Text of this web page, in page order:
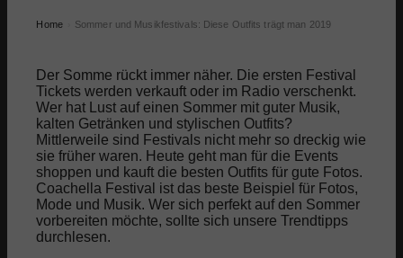
Home Sommer und Musikfestivals: Diese Outfits trägt man 2019
Der Somme rückt immer näher. Die ersten Festival
Tickets werden verkauft oder im Radio verschenkt.
Wer hat Lust auf einen Sommer mit guter Musik,
kalten Getränken und stylischen Outfits?
Mittlerweile sind Festivals nicht mehr so dreckig wie
sie früher waren. Heute geht man für die Events
shoppen und kauft die besten Outfits für gute Fotos.
Coachella Festival ist das beste Beispiel für Fotos,
Mode und Musik. Wer sich perfekt auf den Sommer
vorbereiten möchte, sollte sich unsere Trendtipps
durchlesen.